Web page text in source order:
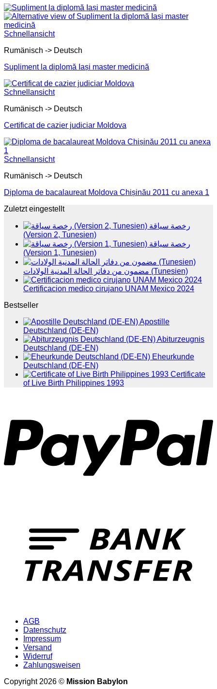
Schnellansicht
Rumänisch -> Deutsch
Supliment la diplomă Iași master medicină
Schnellansicht
Rumänisch -> Deutsch
Certificat de cazier judiciar Moldova
Schnellansicht
Rumänisch -> Deutsch
Diploma de bacalaureat Moldova Chișinău 2011 cu anexa 1
Zuletzt eingestellt
رخصة سياقة
(Version 2, Tunesien)
رخصة سياقة
(Version 1, Tunesien)
مضمون من دفاتر الحالة المدنية الولادات (Tunesien)
Certificacion medico cirujano UNAM Mexico 2024
Bestseller
Apostille
Deutschland (DE-EN)
Abiturzeugnis
Deutschland (DE-EN)
Eheurkunde
Deutschland (DE-EN)
Certificate
of Live Birth Philippines 1993
AGB
Datenschutz
Impressum
Versand
Widerruf
Zahlungsweisen
Copyright 2026 © Mission Babylon